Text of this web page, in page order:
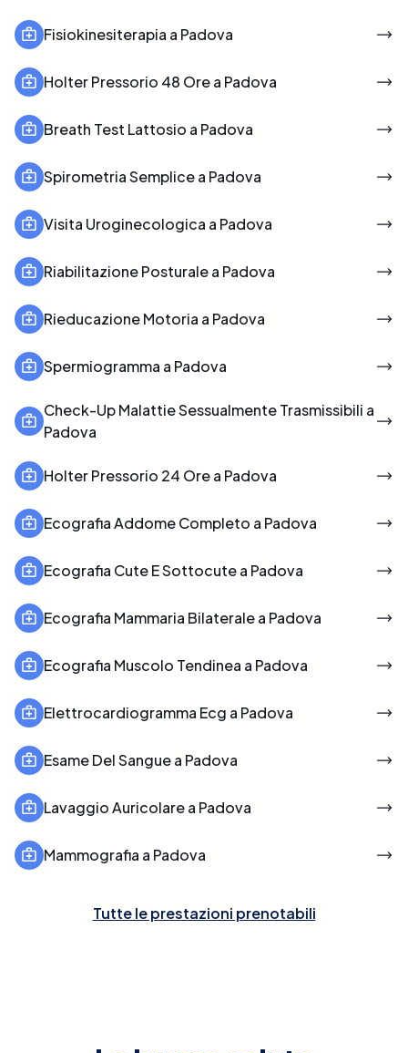
Fisiokinesiterapia a Padova
Holter Pressorio 48 Ore a Padova
Breath Test Lattosio a Padova
Spirometria Semplice a Padova
Visita Uroginecologica a Padova
Riabilitazione Posturale a Padova
Rieducazione Motoria a Padova
Spermiogramma a Padova
Check-Up Malattie Sessualmente Trasmissibili a
Padova
Holter Pressorio 24 Ore a Padova
Ecografia Addome Completo a Padova
Ecografia Cute E Sottocute a Padova
Ecografia Mammaria Bilaterale a Padova
Ecografia Muscolo Tendinea a Padova
Elettrocardiogramma Ecg a Padova
Esame Del Sangue a Padova
Lavaggio Auricolare a Padova
Mammografia a Padova
Tutte le prestazioni prenotabili